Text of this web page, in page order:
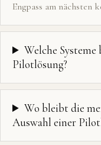
Engpass am nächsten
Welche
Pilotlösung?
Wo bleibt die
Auswahl einer